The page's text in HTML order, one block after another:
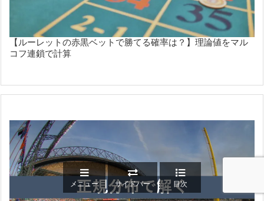
【ルーレットの赤黒ベットで勝てる確率は？】理論値をマル
コフ連鎖で計算
メニュー サイドバー 目次